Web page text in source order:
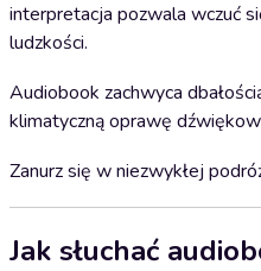
interpretacja pozwala wczuć
ludzkości.
Audiobook zachwyca
klimatyczną oprawę
Zanurz się w niezwykłej
Jak słuchać